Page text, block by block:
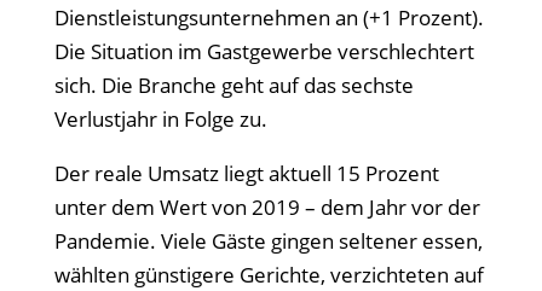
Dienstleistungsunternehmen an (+1 Prozent).
Die Situation im Gastgewerbe verschlechtert
sich. Die Branche geht auf das sechste
Verlustjahr in Folge zu.
Der reale Umsatz liegt aktuell 15 Prozent
unter dem Wert von 2019 – dem Jahr vor der
Pandemie. Viele Gäste gingen seltener essen,
wählten günstigere Gerichte, verzichteten auf